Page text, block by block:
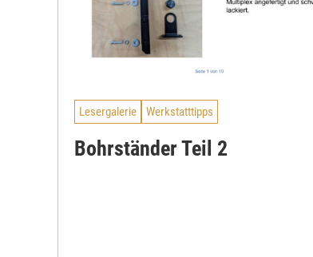
Lesergalerie Werkstatttipps
Bohrständer Teil 2